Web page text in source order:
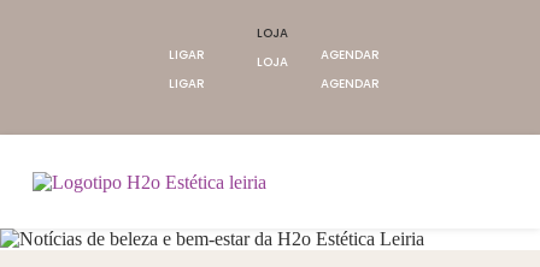
LIGAR
LIGAR
LOJA
LOJA
AGENDAR
AGENDAR